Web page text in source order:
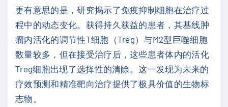
更有意思的是，研究揭示了免疫抑制细胞在治疗过
程中的动态变化。获得持久获益的患者，其基线肿
瘤内活化的调节性T细胞（Treg）与M2型巨噬细胞
数量较多，但在接受治疗后，这些患者体内的活化
Treg细胞出现了选择性的清除。这一发现为未来的
疗效预测和精准靶向治疗提供了极具价值的生物标
志物。